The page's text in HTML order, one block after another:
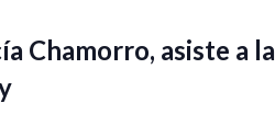
Chamorro, asiste a la